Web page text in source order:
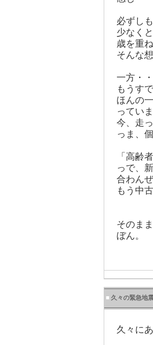
必ずし
少なく
歳を重
そんな
一方・
もうす
ほんの
ってい
今、走
っま、
「高齢
っで、
合わん
もう中
そのま
ぼん。
■ 久々の緊急地
久々に